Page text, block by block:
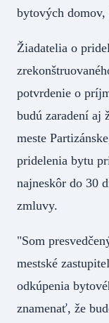
bytových
Žiadatelia o
potvrdenie o
budú zaradení aj
meste
pridelenia bytu
najneskôr do 30
zmluvy.
"Som
mestské
odkúpenia
znamenať, že